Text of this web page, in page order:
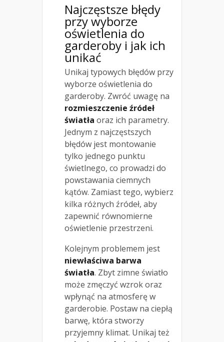
Najczęstsze błędy
przy wyborze
oświetlenia do
garderoby i jak ich
unikać
Unikaj typowych błędów przy
wyborze oświetlenia do
garderoby. Zwróć uwagę na
rozmieszczenie źródeł
światła oraz ich parametry.
Jednym z najczęstszych
błędów jest montowanie
tylko jednego punktu
świetlnego, co prowadzi do
powstawania ciemnych
kątów. Zamiast tego, wybierz
kilka różnych źródeł, aby
zapewnić równomierne
oświetlenie przestrzeni.
Kolejnym problemem jest
niewłaściwa barwa
światła. Zbyt zimne światło
może zmęczyć wzrok oraz
wpłynąć na atmosferę w
garderobie. Postaw na ciepłą
barwę, która stworzy
przyjemny klimat. Unikaj też